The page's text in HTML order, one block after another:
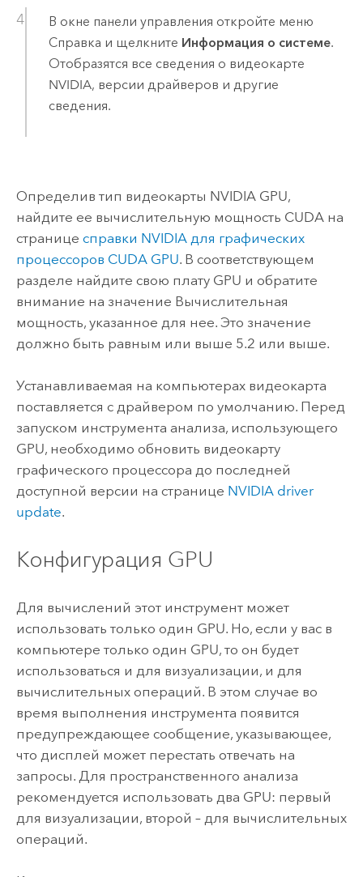
В окне панели управления откройте меню
Справка и щелкните Информация о системе.
Отобразятся все сведения о видеокарте
NVIDIA, версии драйверов и другие
сведения.
Определив тип видеокарты NVIDIA GPU,
найдите ее вычислительную мощность CUDA на
странице справки NVIDIA для графических
процессоров CUDA GPU. В соответствующем
разделе найдите свою плату GPU и обратите
внимание на значение Вычислительная
мощность, указанное для нее. Это значение
должно быть равным или выше 5.2 или выше.
Устанавливаемая на компьютерах видеокарта
поставляется с драйвером по умолчанию. Перед
запуском инструмента анализа, использующего
GPU, необходимо обновить видеокарту
графического процессора до последней
доступной версии на странице NVIDIA driver
update.
Конфигурация GPU
Для вычислений этот инструмент может
использовать только один GPU. Но, если у вас в
компьютере только один GPU, то он будет
использоваться и для визуализации, и для
вычислительных операций. В этом случае во
время выполнения инструмента появится
предупреждающее сообщение, указывающее,
что дисплей может перестать отвечать на
запросы. Для пространственного анализа
рекомендуется использовать два GPU: первый
для визуализации, второй – для вычислительных
операций.